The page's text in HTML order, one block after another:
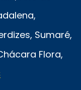
Sumaré,
Flora,